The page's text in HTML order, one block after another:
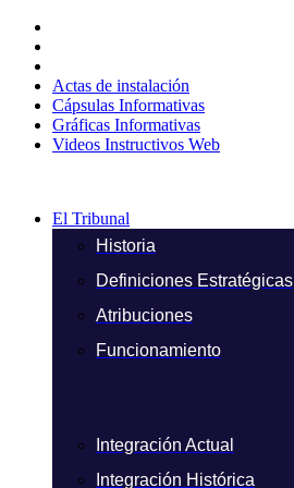
contenido
Actas de instalación
Cápsulas Informativas
Gráficas Informativas
Videos Instructivos Web
El Tribunal
Historia
Definiciones Estratégicas
Atribuciones
Funcionamiento
Integración Actual
Integración Histórica